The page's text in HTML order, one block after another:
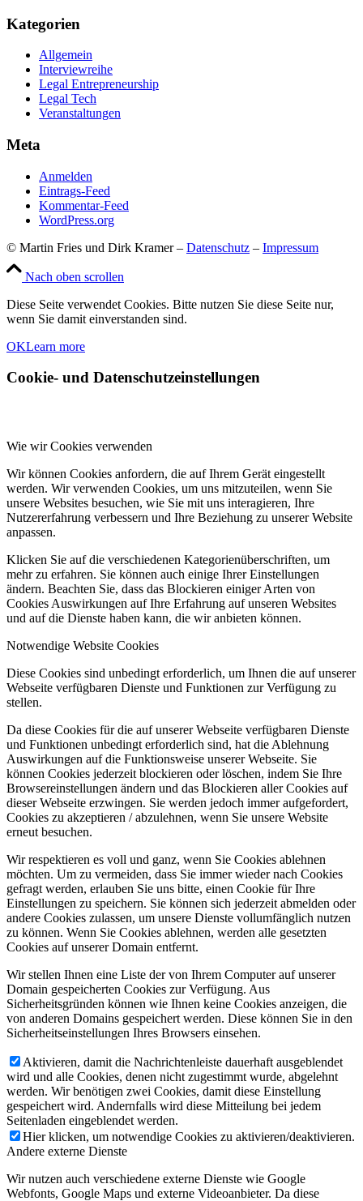
Kategorien
Allgemein
Interviewreihe
Legal Entrepreneurship
Legal Tech
Veranstaltungen
Meta
Anmelden
Eintrags-Feed
Kommentar-Feed
WordPress.org
© Martin Fries und Dirk Kramer – Datenschutz – Impressum
Nach oben scrollen
Diese Seite verwendet Cookies. Bitte nutzen Sie diese Seite nur,
wenn Sie damit einverstanden sind.
OKLearn more
Cookie- und Datenschutzeinstellungen
Wie wir Cookies verwenden
Wir können Cookies anfordern, die auf Ihrem Gerät eingestellt
werden. Wir verwenden Cookies, um uns mitzuteilen, wenn Sie
unsere Websites besuchen, wie Sie mit uns interagieren, Ihre
Nutzererfahrung verbessern und Ihre Beziehung zu unserer Website
anpassen.
Klicken Sie auf die verschiedenen Kategorienüberschriften, um
mehr zu erfahren. Sie können auch einige Ihrer Einstellungen
ändern. Beachten Sie, dass das Blockieren einiger Arten von
Cookies Auswirkungen auf Ihre Erfahrung auf unseren Websites
und auf die Dienste haben kann, die wir anbieten können.
Notwendige Website Cookies
Diese Cookies sind unbedingt erforderlich, um Ihnen die auf unserer
Webseite verfügbaren Dienste und Funktionen zur Verfügung zu
stellen.
Da diese Cookies für die auf unserer Webseite verfügbaren Dienste
und Funktionen unbedingt erforderlich sind, hat die Ablehnung
Auswirkungen auf die Funktionsweise unserer Webseite. Sie
können Cookies jederzeit blockieren oder löschen, indem Sie Ihre
Browsereinstellungen ändern und das Blockieren aller Cookies auf
dieser Webseite erzwingen. Sie werden jedoch immer aufgefordert,
Cookies zu akzeptieren / abzulehnen, wenn Sie unsere Website
erneut besuchen.
Wir respektieren es voll und ganz, wenn Sie Cookies ablehnen
möchten. Um zu vermeiden, dass Sie immer wieder nach Cookies
gefragt werden, erlauben Sie uns bitte, einen Cookie für Ihre
Einstellungen zu speichern. Sie können sich jederzeit abmelden oder
andere Cookies zulassen, um unsere Dienste vollumfänglich nutzen
zu können. Wenn Sie Cookies ablehnen, werden alle gesetzten
Cookies auf unserer Domain entfernt.
Wir stellen Ihnen eine Liste der von Ihrem Computer auf unserer
Domain gespeicherten Cookies zur Verfügung. Aus
Sicherheitsgründen können wie Ihnen keine Cookies anzeigen, die
von anderen Domains gespeichert werden. Diese können Sie in den
Sicherheitseinstellungen Ihres Browsers einsehen.
Aktivieren, damit die Nachrichtenleiste dauerhaft ausgeblendet
wird und alle Cookies, denen nicht zugestimmt wurde, abgelehnt
werden. Wir benötigen zwei Cookies, damit diese Einstellung
gespeichert wird. Andernfalls wird diese Mitteilung bei jedem
Seitenladen eingeblendet werden.
Hier klicken, um notwendige Cookies zu aktivieren/deaktivieren.
Andere externe Dienste
Wir nutzen auch verschiedene externe Dienste wie Google
Webfonts, Google Maps und externe Videoanbieter. Da diese